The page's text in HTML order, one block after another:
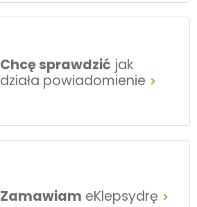
Chcę sprawdzić jak
działa powiadomienie
Zamawiam eKlepsydrę